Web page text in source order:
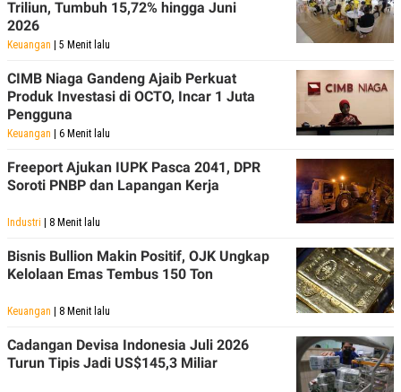
Triliun, Tumbuh 15,72% hingga Juni
2026
Keuangan | 5 Menit lalu
CIMB Niaga Gandeng Ajaib Perkuat
Produk Investasi di OCTO, Incar 1 Juta
Pengguna
Keuangan | 6 Menit lalu
Freeport Ajukan IUPK Pasca 2041, DPR
Soroti PNBP dan Lapangan Kerja
Industri | 8 Menit lalu
Bisnis Bullion Makin Positif, OJK Ungkap
Kelolaan Emas Tembus 150 Ton
Keuangan | 8 Menit lalu
Cadangan Devisa Indonesia Juli 2026
Turun Tipis Jadi US$145,3 Miliar